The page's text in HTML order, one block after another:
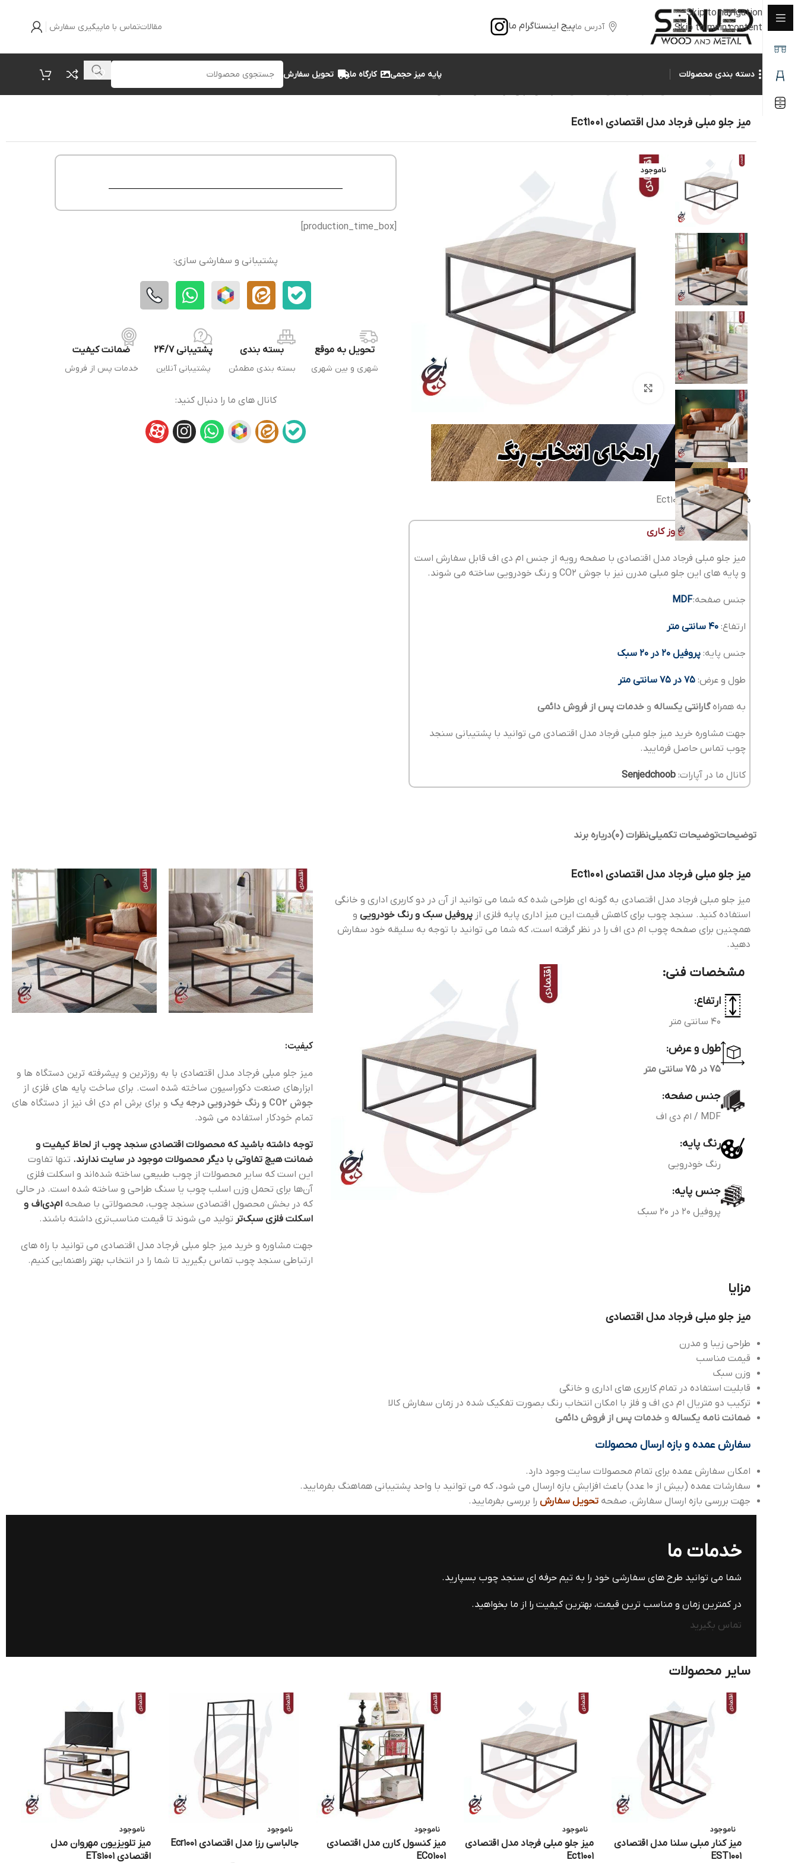
Skip to navigation
Skip to main content
آدرس ماپیج اینستاگرام ما مقالاتتماس با ماپیگیری سفارش
دسته بندی محصولات پایه میز حجمی کارگاه ما تحویل سفارش
میز جلو مبلی فرجاد مدل اقتصادی Ect1001
ناموجود
شناسه محصول:Ect1001
زمان تولید: 9 تا 11 روز کاری
میز جلو مبلی فرجاد مدل اقتصادی با صفحه رویه از جنس ام دی اف قابل سفارش است
و پایه های این جلو مبلی مدرن نیز با جوش CO2 و رنگ خودرویی ساخته می شوند.
جنس صفحه:MDF
ارتفاع: 40 سانتی متر
جنس پایه: پروفیل 20 در 20 سبک
طول و عرض:
به همراهگارانتی یکساله و خدمات پس از فروش دائمی
جهت مشاوره خرید میز جلو مبلی فرجاد مدل اقتصادی می توانید با پشتیبانی سنجد
چوب تماس حاصل فرمایید.
کانال ما در آپارات: Senjedchoob
پشتیبانی و سفارشی سازی:
تحویل به موقع
شهری و بین شهری
بسته بندی
بسته بندی مطمئن
پشتیبانی 24/7
پشتیبانی آنلاین
ضمانت کیفیت
خدمات پس از فروش
کانال های ما را دنبال کنید:
توضیحاتتوضیحات تکمیلینظرات (0) درباره برند
میز جلو مبلی فرجاد مدل اقتصادی Ect1001
میز جلو مبلی فرجاد مدل اقتصادی به گونه ای طراحی شده که شما می توانید از آن در دو کاربری اداری و خانگی
استفاده کنید. سنجد چوب برای کاهش قیمت این میز اداری پایه فلزی از پروفیل سبک و رنگ خودرویی و
همچنین برای صفحه چوب ام دی اف را در نظر گرفته است، که شما می توانید با توجه به سلیقه خود سفارش
دهید.
مشخصات فنی:
ارتفاع:
40 سانتی متر
طول و عرض:
75 در 75 سانتی متر
جنس صفحه:
MDF / ام دی اف
رنگ پایه:
رنگ خودرویی
جنس پایه:
پروفیل 20 در 20 سبک
کیفیت:
میز جلو مبلی فرجاد مدل اقتصادی با به روزترین و پیشرفته ترین دستگاه ها و
ابزارهای صنعت دکوراسیون ساخته شده است. برای ساخت پایه های فلزی از
جوش CO2 و رنگ خودرویی درجه یک
و برای برش ام دی اف نیز از دستگاه های
تمام خودکار استفاده می شود.
توجه داشته باشید که محصولات اقتصادی سنجد چوب از لحاظ کیفیت و
ضمانت هیچ تفاوتی با دیگر محصولات موجود در سایت ندارند. تنها تفاوت
این است که سایر محصولات از چوب طبیعی ساخته شده‌اند و اسکلت فلزی
آن‌ها برای تحمل وزن اسلب چوب یا سنگ طراحی و ساخته شده است. در حالی
که در بخش محصول اقتصادی سنجد چوب، محصولاتی با صفحه ام‌دی‌اف و
اسکلت فلزی سبک‌تر تولید می شوند تا قیمت مناسب‌تری داشته باشند.
جهت مشاوره و خرید میز جلو مبلی فرجادمدل اقتصادی می توانید با راه های
ارتباطی سنجد چوب تماس بگیرید تا شما را در انتخاب بهتر راهنمایی کنیم.
مزایا
میز جلو مبلی فرجاد مدل اقتصادی
طراحی زیبا و مدرن
قیمت مناسب
وزن سبک
قابلیت استفاده در تمام کاربری های اداری و خانگی
ترکیب دو متریال ام دی اف و فلز با امکان انتخاب رنگ بصورت تفکیک شده در زمان سفارش کالا
ضمانت نامه یکساله و خدمات پس از فروش دائمی
سفارش عمده و بازه ارسال محصولات
امکان سفارش عمده برای تمام محصولات سایت وجود دارد.
سفارشات عمده (بیش از 10 عدد) باعث افزایش بازه ارسال می شود، که می توانید با واحد پشتیبانی هماهنگ بفرمایید.
جهت بررسی بازه ارسال سفارش، صفحه تحویل سفارش را بررسی بفرمایید.
خدمات ما
شما می توانید طرح های سفارشی خود را به تیم حرفه ای سنجد چوب بسپارید.
در کمترین زمان و مناسب ترین قیمت، بهترین کیفیت را از ما بخواهید.
تماس بگیرید
سایر محصولات
ناموجود
میز کنار مبلی سلنا مدل اقتصادی
EST1001
ناموجود
میز جلو مبلی فرجاد مدل اقتصادی
Ect1001
ناموجود
میز کنسول کارن مدل اقتصادی
ECo1001
ناموجود
جالباسی رزا مدل اقتصادی Ecr1001
ناموجود
میز تلویزیون مهروان مدل
اقتصادی ETs1001